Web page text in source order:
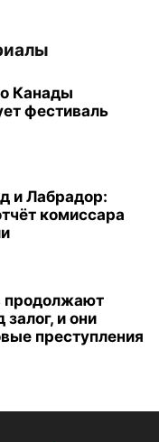
Канады
фестиваль
и Лабрадор:
комиссара
продолжают
и они
преступления